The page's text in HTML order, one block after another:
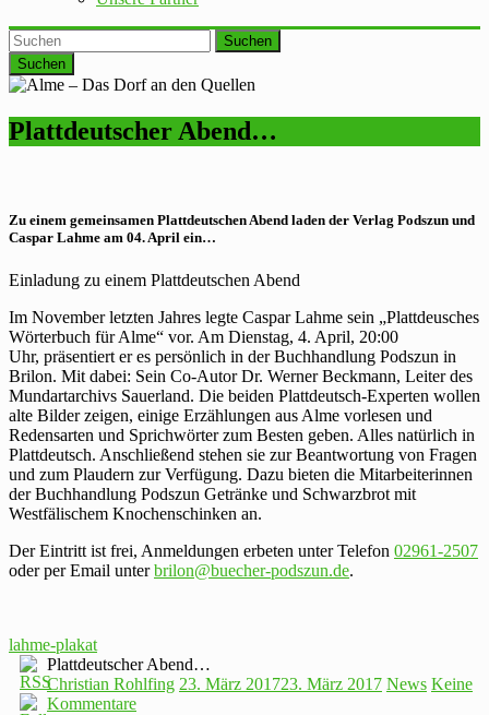
Suchen
Plattdeutscher Abend…
Zu einem gemeinsamen Plattdeutschen Abend laden der Verlag Podszun und
Caspar Lahme am 04. April ein…
Einladung zu einem Plattdeutschen Abend
Im November letzten Jahres legte Caspar Lahme sein „Plattdeusches
Wörterbuch für Alme“ vor. Am Dienstag, 4. April, 20:00
Uhr, präsentiert er es persönlich in der Buchhandlung Podszun in
Brilon. Mit dabei: Sein Co-Autor Dr. Werner Beckmann, Leiter des
Mundartarchivs Sauerland. Die beiden Plattdeutsch-Experten wollen
alte Bilder zeigen, einige Erzählungen aus Alme vorlesen und
Redensarten und Sprichwörter zum Besten geben. Alles natürlich in
Plattdeutsch. Anschließend stehen sie zur Beantwortung von Fragen
und zum Plaudern zur Verfügung. Dazu bieten die Mitarbeiterinnen
der Buchhandlung Podszun Getränke und Schwarzbrot mit
Westfälischem Knochenschinken an.
Der Eintritt ist frei, Anmeldungen erbeten unter Telefon 02961-2507
oder per Email unterbrilon@buecher-podszun.de.
lahme-plakat
Plattdeutscher Abend…
Christian Rohlfing 23. März 201723. März 2017 News Keine
Kommentare